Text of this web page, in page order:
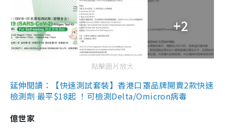
+2
點擊圖片放大
延伸閱讀：【快速測試套裝】香港口罩品牌開賣2款快速
檢測劑 最平$18起 ！可檢測Delta/Omicron病毒
億世家